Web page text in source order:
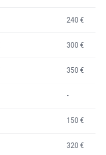
240 €
300 €
350 €
-
150 €
320 €